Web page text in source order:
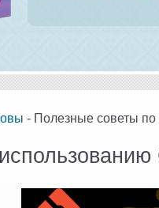
- Полезные советы по